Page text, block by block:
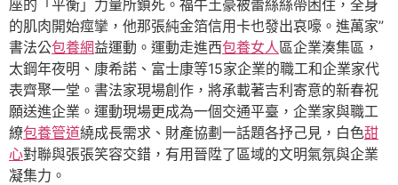
座的「平衡」力量所鎖死。福牛土豪被蕾絲絲帶困住，全身
的肌肉開始痙攣，他那張純金箔信用卡也發出哀嚎。進萬家”
書法公包養網益運動。運動走進西包養女人區企業湊集區，
太鋼年夜明、康希諾、富士康等15家企業的職工和企業家代
表齊聚一堂。書法家現場創作，將承載著吉利寄意的新春祝
願送進企業。運動現場更成為一個交通平臺，企業家與職工
繚包養管道繞成長需求、財產協劃一話題各抒己見，白色甜
心對聯與張張笑容交錯，有用晉陞了區域的文明氣氛與企業
凝集力。